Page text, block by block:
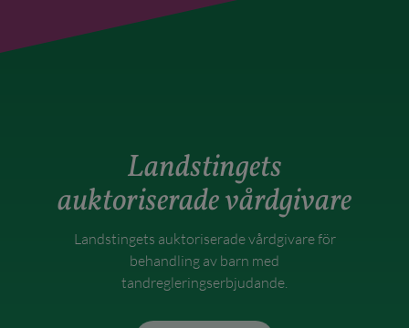
Landstingets
auktoriserade vårdgivare
Landstingets auktoriserade vårdgivare för
behandling av barn med
tandregleringserbjudande.